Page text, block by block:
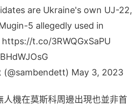
are Ukraine's own UJ-22,
5 allegedly used in
https://t.co/3RWQGxSaPU
May 3, 2023
人機在莫斯科周邊出現也並非首